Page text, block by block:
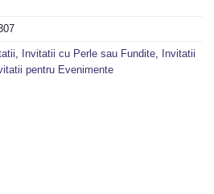
Invitatii cu Perle sau Fundite
Invitatii
pentru Evenimente